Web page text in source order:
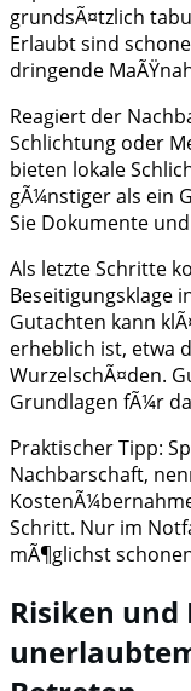
grundsÃ¤tzlich
Erlaubt sind
dringende
Reagiert der
Schlichtung oder
bieten lokale
gÃ¼nstiger als ein
Sie Dokumente
Als letzte Schritte
Beseitigungsklage
Gutachten kann
erheblich ist, etwa
WurzelschÃ¤den.
Grundlagen fÃ¼r
Praktischer Tipp:
Nachbarschaft,
Schritt. Nur im
mÃ¶glichst
Risiken und